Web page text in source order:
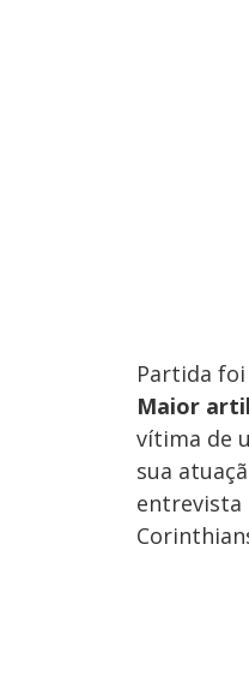
Partida
Maior
vítima de
sua
entrevista